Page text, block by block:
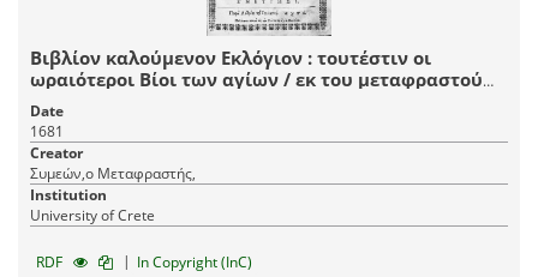
Βιβλίον καλούμενον Εκλόγιον : τουτέστιν οι
ωραιότεροι Βίοι των αγίων / εκ του μεταφραστού
Συμεώνος. Εκλελεγμένοι και εις κοινήν
μεταφρασθέντες διάλεκτον παρά Αγαπίου Μοναχού.
Και τανύν νεωστί τυπωθέντες, διορθωθέντες υπό
του άνωθεν μετά πλείστης επιμελείας. Μετά του
προσήκοντος Πίνακος.
Date
1681
Creator
Συμεών,ο Μεταφραστής,
Institution
University of Crete
RDF | In Copyright (InC)